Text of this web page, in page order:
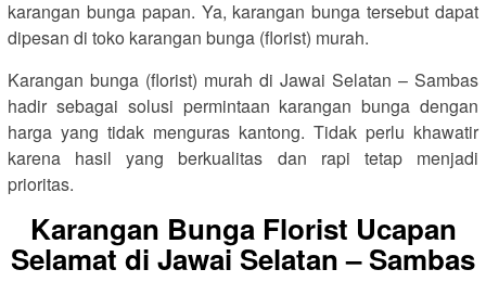
karangan bunga papan. Ya, karangan bunga tersebut dapat
dipesan di toko karangan bunga (florist) murah.
Karangan bunga (florist) murah di Jawai Selatan – Sambas
hadir sebagai solusi permintaan karangan bunga dengan
harga yang tidak menguras kantong. Tidak perlu khawatir
karena hasil yang berkualitas dan rapi tetap menjadi
prioritas.
Karangan Bunga Florist Ucapan
Selamat di Jawai Selatan – Sambas